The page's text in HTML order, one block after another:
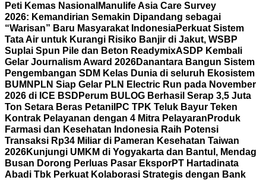
Peti Kemas Nasional Manulife Asia Care Survey
2026: Kemandirian Semakin Dipandang sebagai
“Warisan” Baru Masyarakat IndonesiaPerkuat Sistem
Tata Air untuk Kurangi Risiko Banjir di Jakut, WSBP
Suplai Spun Pile dan Beton ReadymixASDP Kembali
Gelar Journalism Award 2026Danantara Bangun Sistem
Pengembangan SDM Kelas Dunia di seluruh Ekosistem
BUMN PLN Siap Gelar PLN Electric Run pada November
2026 di ICE BSD Perum BULOG Berhasil Serap 3,5 Juta
Ton Setara Beras Petani IPC TPK Teluk Bayur Teken
Kontrak Pelayanan dengan 4 Mitra Pelayaran Produk
Farmasi dan Kesehatan Indonesia Raih Potensi
Transaksi Rp34 Miliar di Pameran Kesehatan Taiwan
2026Kunjungi UMKM di Yogyakarta dan Bantul, Mendag
Busan Dorong Perluas Pasar EksporPT Hartadinata
Abadi Tbk Perkuat Kolaborasi Strategis dengan Bank